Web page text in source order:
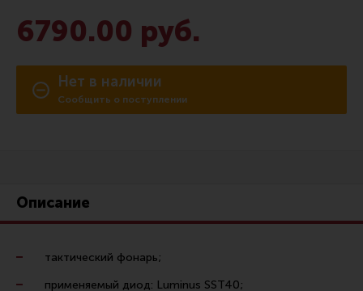
Антабки и ремни
Фонари и ЛЦУ
Тюнинг для пистолетов
Магазин для тех, кто стреляет
Каталог товаров для стрельбы
Снаряжение для IPSC
6790.00 руб.
Нет в наличии
Сообщить о поступлении
Описание
тактический фонарь;
применяемый диод: Luminus SST40;